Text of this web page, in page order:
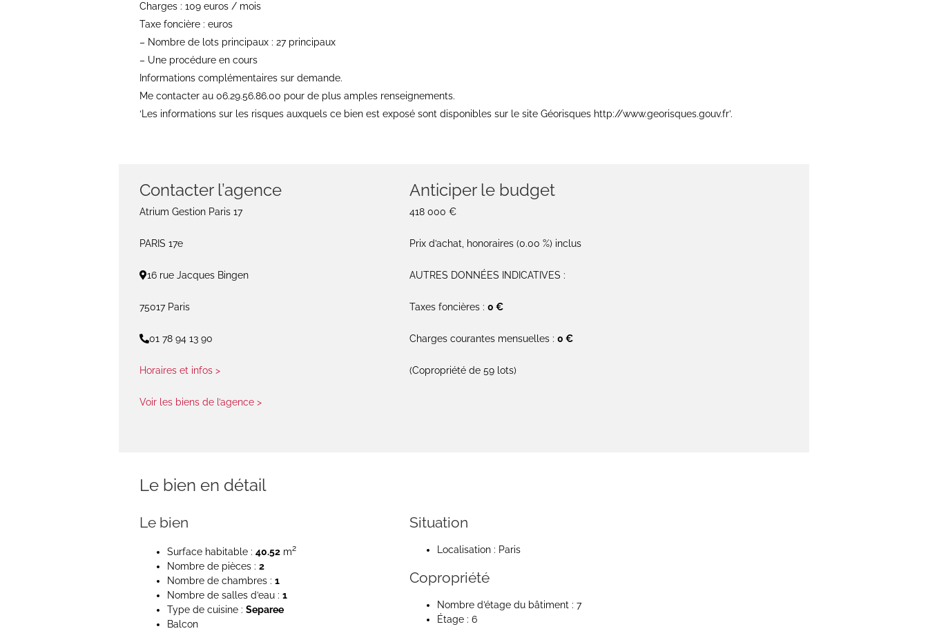
Charges : 109 euros / mois
Taxe foncière : euros
– Nombre de lots principaux : 27 principaux
– Une procédure en cours
Informations complémentaires sur demande.
Me contacter au 06.29.56.86.00 pour de plus amples renseignements.
‘Les informations sur les risques auxquels ce bien est exposé sont disponibles sur le site Géorisques http://www.georisques.gouv.fr’.
Contacter l’agence
Atrium Gestion Paris 17
PARIS 17e
16 rue Jacques Bingen
75017 Paris
01 78 94 13 90
Horaires et infos >
Voir les biens de l’agence >
Anticiper le budget
418 000 €
Prix d’achat, honoraires (0.00 %) inclus
AUTRES DONNÉES INDICATIVES :
Taxes foncières : 0 €
Charges courantes mensuelles : 0 €
(Copropriété de 59 lots)
Le bien en détail
Le bien
Surface habitable : 40.52m2
Nombre de pièces : 2
Nombre de chambres : 1
Nombre de salles d’eau : 1
Type de cuisine : Separee
Balcon
Situation
Localisation : Paris
Copropriété
Nombre d’étage du bâtiment : 7
Étage : 6